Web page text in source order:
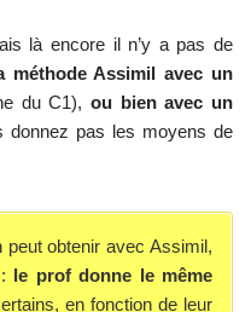
là encore il n’y a pas de
Assimil avec un
du C1), ou bien avec un
donnez pas les moyens de
peut obtenir avec Assimil,
le prof donne le même
en fonction de leur